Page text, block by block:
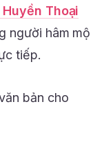
Thoại
người hâm mộ
tiếp.